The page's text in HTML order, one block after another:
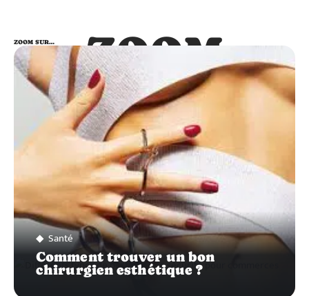
ZOOM
SUR…
ZOOM SUR…
Santé
Comment trouver un bon
chirurgien esthétique ?